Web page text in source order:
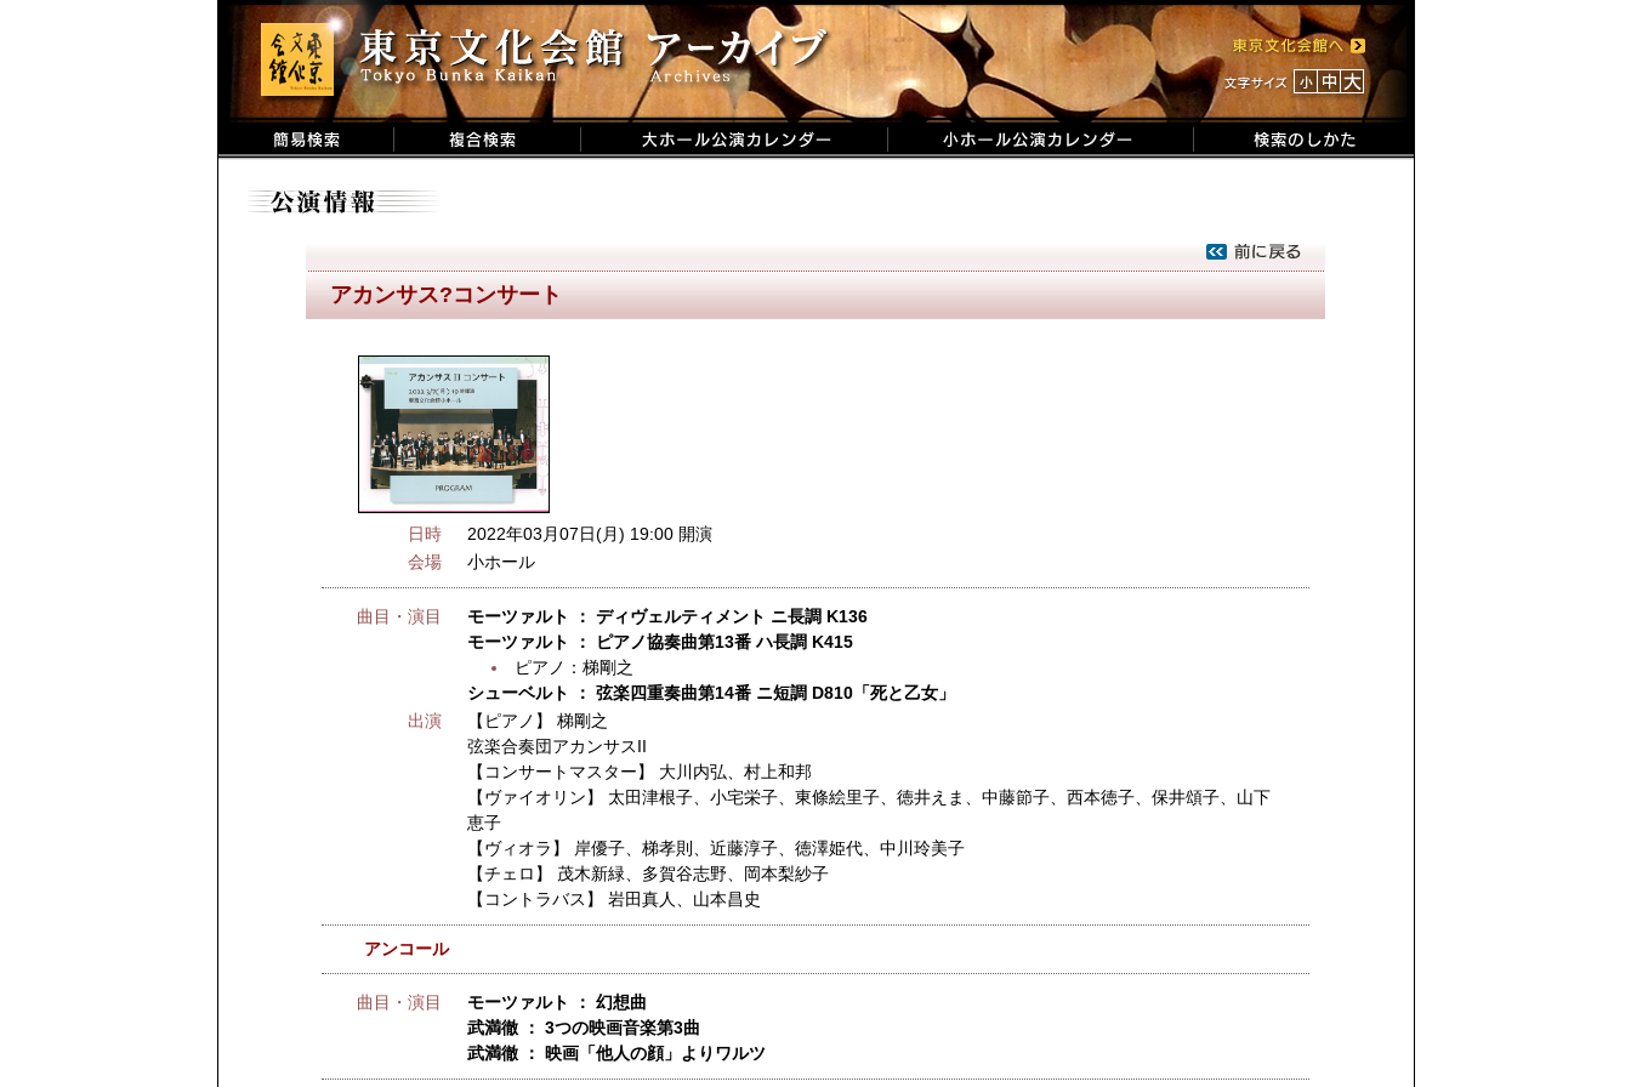
アカンサス?コンサート
日時
2022年03月07日(月) 19:00 開演
会場
小ホール
曲目・演目
モーツァルト ： ディヴェルティメント ニ長調 K136
モーツァルト ： ピアノ協奏曲第13番 ハ長調 K415
ピアノ：梯剛之
シューベルト ： 弦楽四重奏曲第14番 ニ短調 D810「死と乙女」
出演
【ピアノ】 梯剛之
弦楽合奏団アカンサスII
【コンサートマスター】 大川内弘、村上和邦
【ヴァイオリン】 太田津根子、小宅栄子、東條絵里子、徳井えま、中藤節子、西本徳子、保井頌子、山下
恵子
【ヴィオラ】
岸優子、梯孝則、近藤淳子、徳澤姫代、中川玲美子
【チェロ】 茂木新緑、多賀谷志野、岡本梨紗子
【コントラバス】 岩田真人、山本昌史
アンコール
曲目・演目
モーツァルト ： 幻想曲
武満徹 ： 3つの映画音楽第3曲
武満徹 ： 映画「他人の顔」よりワルツ